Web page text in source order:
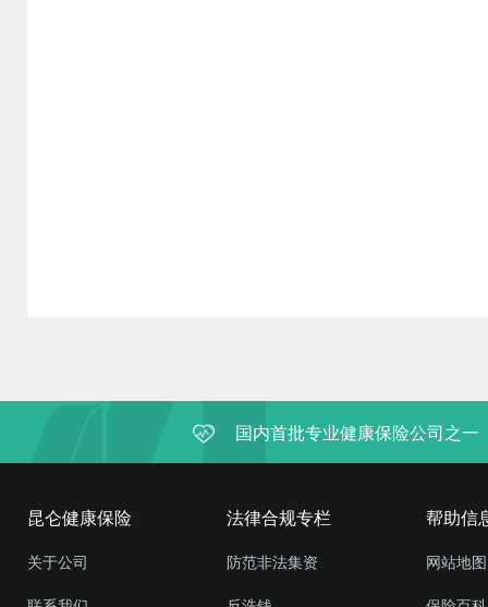
国内首批专业健康保险公司之一
昆仑健康保险
关于公司
法律合规专栏
防范非法集资
帮助信
网站地图